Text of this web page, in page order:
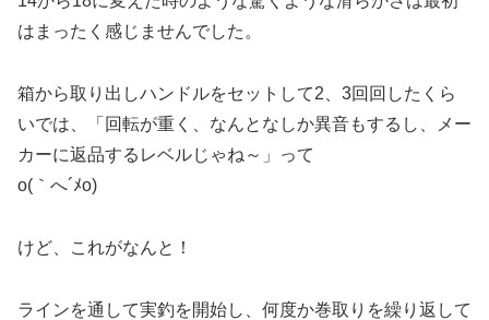
はまったく感じませんでした。
箱から取り出しハンドルをセットして2、3回回したくら
いでは、「回転が重く、なんとなしか異音もするし、メー
カーに返品するレベルじゃね～」って
o(｀へ´ﾒo)
けど、これがなんと！
ラインを通して実釣を開始し、何度か巻取りを繰り返して